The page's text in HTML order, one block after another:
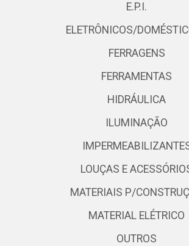
E.P.I.
ELETRÔNICOS/
FERRAGENS
FERRAMENTAS
HIDRÁULICA
ILUMINAÇÃO
LOUÇAS E
MATERIAIS P/
MATERIAL ELÉTRICO
OUTROS